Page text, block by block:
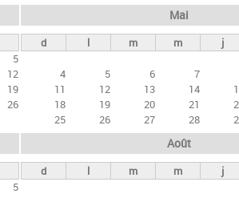
5
12
19
26
Mai
d l m m j
4
5 6 7
11
12 13 14
18
19 20 21
25
26 27 28
5
Août
d l m m j